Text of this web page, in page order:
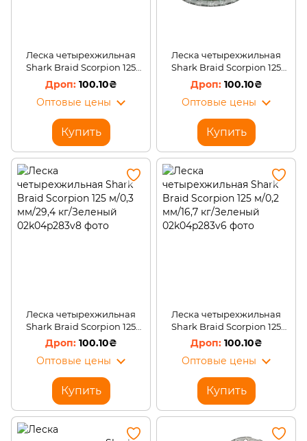
Леска четырехжильная
Shark Braid Scorpion 125
м/0,4 мм/36,4 кг/Зеленый
100.10₴
Оптовые цены
Купить
Леска четырехжильная
Shark Braid Scorpion 125
м/0,35 мм/33,6 кг/Зеленый
100.10₴
Оптовые цены
Купить
Леска четырехжильная
Shark Braid Scorpion 125
м/0,3 мм/29,4 кг/Зеленый
100.10₴
Оптовые цены
Купить
Леска четырехжильная
Shark Braid Scorpion 125
м/0,2 мм/16,7 кг/Зеленый
100.10₴
Оптовые цены
Купить